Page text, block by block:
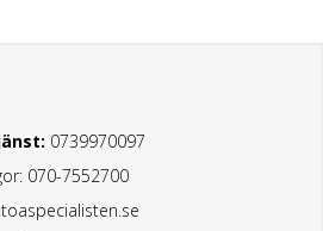
0739970097
070-7552700